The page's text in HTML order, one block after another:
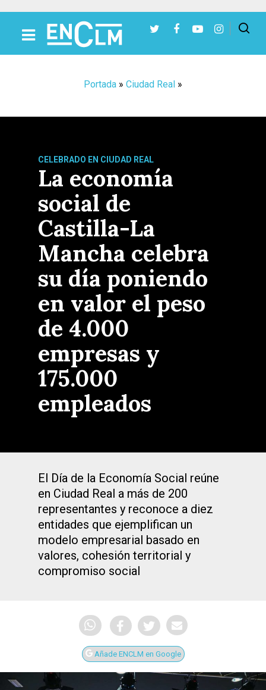
Portada » Ciudad Real »
CELEBRADO EN CIUDAD REAL
La economía
social de
Castilla-La
Mancha celebra
su día poniendo
en valor el peso
de 4.000
empresas y
175.000
empleados
El Día de la Economía Social reúne
en Ciudad Real a más de 200
representantes y reconoce a diez
entidades que ejemplifican un
modelo empresarial basado en
valores, cohesión territorial y
compromiso social
Añade ENCLM en Google